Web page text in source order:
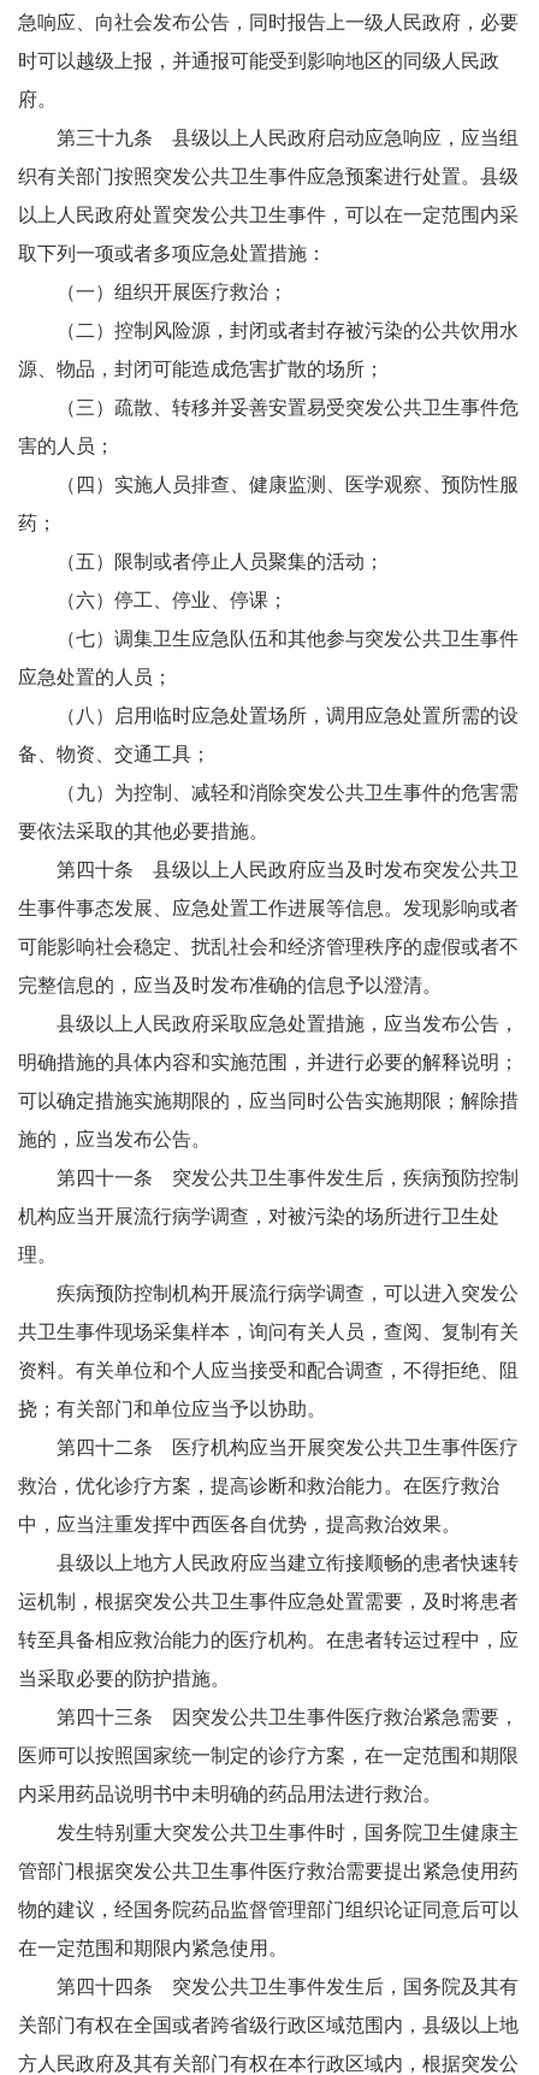
急响应、向社会发布公告，同时报告上一级人民政府，必要
时可以越级上报，并通报可能受到影响地区的同级人民政
府。
第三十九条 县级以上人民政府启动应急响应，应当组
织有关部门按照突发公共卫生事件应急预案进行处置。县级
以上人民政府处置突发公共卫生事件，可以在一定范围内采
取下列一项或者多项应急处置措施：
（一）组织开展医疗救治；
（二）控制风险源，封闭或者封存被污染的公共饮用水
源、物品，封闭可能造成危害扩散的场所；
（三）疏散、转移并妥善安置易受突发公共卫生事件危
害的人员；
（四）实施人员排查、健康监测、医学观察、预防性服
药；
（五）限制或者停止人员聚集的活动；
（六）停工、停业、停课；
（七）调集卫生应急队伍和其他参与突发公共卫生事件
应急处置的人员；
（八）启用临时应急处置场所，调用应急处置所需的设
备、物资、交通工具；
（九）为控制、减轻和消除突发公共卫生事件的危害需
要依法采取的其他必要措施。
第四十条 县级以上人民政府应当及时发布突发公共卫
生事件事态发展、应急处置工作进展等信息。发现影响或者
可能影响社会稳定、扰乱社会和经济管理秩序的虚假或者不
完整信息的，应当及时发布准确的信息予以澄清。
县级以上人民政府采取应急处置措施，应当发布公告，
明确措施的具体内容和实施范围，并进行必要的解释说明；
可以确定措施实施期限的，应当同时公告实施期限；解除措
施的，应当发布公告。
第四十一条 突发公共卫生事件发生后，疾病预防控制
机构应当开展流行病学调查，对被污染的场所进行卫生处
理。
疾病预防控制机构开展流行病学调查，可以进入突发公
共卫生事件现场采集样本，询问有关人员，查阅、复制有关
资料。有关单位和个人应当接受和配合调查，不得拒绝、阻
挠；有关部门和单位应当予以协助。
第四十二条 医疗机构应当开展突发公共卫生事件医疗
救治，优化诊疗方案，提高诊断和救治能力。在医疗救治
中，应当注重发挥中西医各自优势，提高救治效果。
县级以上地方人民政府应当建立衔接顺畅的患者快速转
运机制，根据突发公共卫生事件应急处置需要，及时将患者
转至具备相应救治能力的医疗机构。在患者转运过程中，应
当采取必要的防护措施。
第四十三条 因突发公共卫生事件医疗救治紧急需要，
医师可以按照国家统一制定的诊疗方案，在一定范围和期限
内采用药品说明书中未明确的药品用法进行救治。
发生特别重大突发公共卫生事件时，国务院卫生健康主
管部门根据突发公共卫生事件医疗救治需要提出紧急使用药
物的建议，经国务院药品监督管理部门组织论证同意后可以
在一定范围和期限内紧急使用。
第四十四条 突发公共卫生事件发生后，国务院及其有
关部门有权在全国或者跨省级行政区域范围内，县级以上地
方人民政府及其有关部门有权在本行政区域内，根据突发公